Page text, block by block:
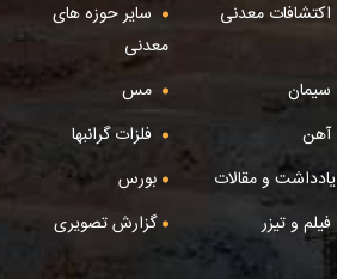
اکتشافات معدنی
سایر حوزه های
معدنی
سیمان
مس
آهن
فلزات گرانبها
یادداشت و مقالات
بورس
فیلم و تیزر
گزارش تصویری